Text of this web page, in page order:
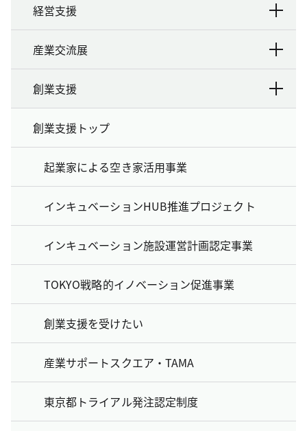
経営支援
産業交流展
創業支援
創業支援トップ
起業家による空き家活用事業
インキュベーションHUB推進プロジェクト
インキュベーション施設運営計画認定事業
TOKYO戦略的イノベーション促進事業
創業支援を受けたい
産業サポートスクエア・TAMA
東京都トライアル発注認定制度